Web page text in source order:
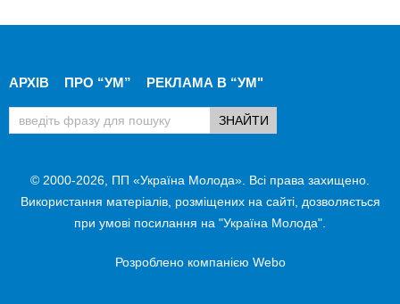
АРХІВ ПРО “УМ” РЕКЛАМА В “УМ"
© 2000-2026, ПП «Україна Молода». Всі права захищено.
Використання матеріалів, розміщених на сайті, дозволяється
при умові посилання на "Україна Молода".
Розроблено компанією Webo